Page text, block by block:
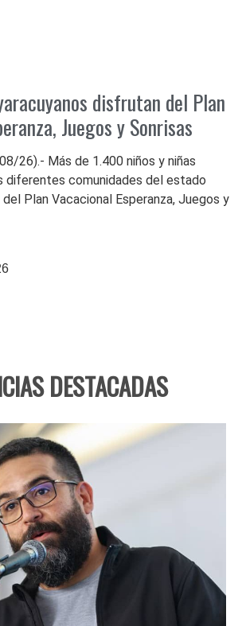
disfrutan del Plan
Juegos y Sonrisas
26).- Más de 1.400 niños y niñas
diferentes comunidades del estado
Plan Vacacional Esperanza, Juegos y
DESTACADAS